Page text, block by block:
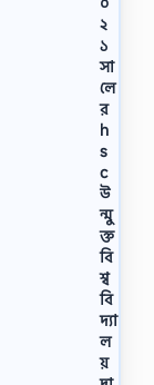
২
১
সা
লে
র
h
s
c
উ
ন্মু
ক্ত
বি
শ্ব
বি
দ্যা
ল
য়